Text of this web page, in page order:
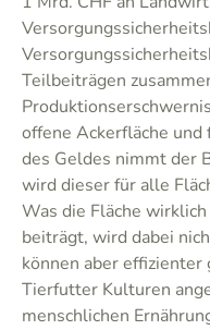
Teilbeiträgen
offene Ackerfläche
des Geldes nimmt der
wird dieser für alle
Was die Fläche
beiträgt, wird dabei
können aber
Tierfutter Kulturen
menschlichen